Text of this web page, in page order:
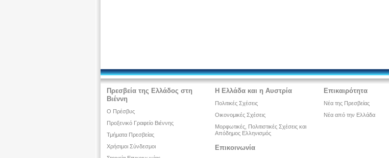
Πρεσβεία της Ελλάδος στη
Βιέννη
O Πρέσβυς
Προξενικό Γραφείο Βιέννης
Τμήματα Πρεσβείας
Χρήσιμοι Σύνδεσμοι
Η Ελλάδα και η Αυστρία
Πολιτικές Σχέσεις
Οικονομικές Σχέσεις
Μορφωτικές, Πολιτιστικές Σχέσεις και
Απόδημος Ελληνισμός
Επικαιρότητα
Νέα της Πρεσβείας
Νέα από την Ελλάδα
Επικοινωνία